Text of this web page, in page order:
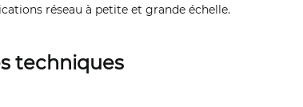
réseau à petite et grande échelle.
techniques